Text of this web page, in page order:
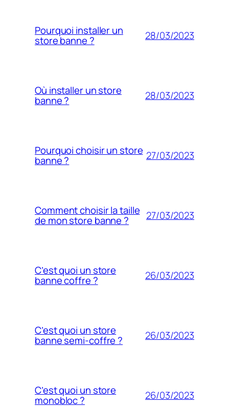
Pourquoi installer un
store banne ? 28/03/2023
Où installer un store
banne ? 28/03/2023
Pourquoi choisir un store
banne ? 27/03/2023
Comment choisir la taille
de mon store banne ? 27/03/2023
C’est quoi un store
banne coffre ? 26/03/2023
C’est quoi un store
banne semi-coffre ? 26/03/2023
C’est quoi un store
monobloc ? 26/03/2023